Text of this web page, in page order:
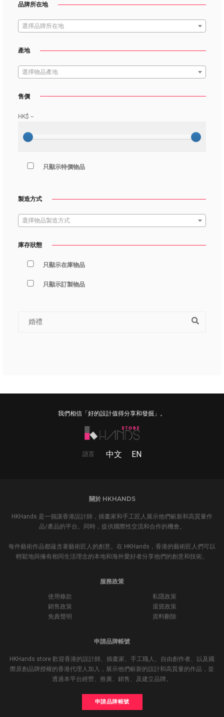
品牌所在地
選擇品牌所在地
產地
選擇物品產地
售價
HK$ --
只顯示特價物品
製造方式
選擇物品製造方式
庫存狀態
只顯示在庫物品
只顯示訂製物品
我們相信「好的設計值得分享和發掘」。
語言 中文 EN
關於 HKHANDS
HKHands 是一個讓香港設計師，插畫家和手工匠人展示他們嶄新和高質量作
品/產品的平台。同時，提供國際性交流和合作的機會。
每件藝術作品都蘊含著藝術匠人的創意。在 HKHands，香港的藝術匠人們可以
輕鬆地與擁有相同生活理念的本地和海外愛好者分享他們的創意和技術。
服務政策
使用條款
私隱政策
銷售政策
退貨政策
免責聲明
資料刪除
申請品牌帳號
HKHands store 歡迎香港的設計師、插畫家、手工職人、自由創作者、以及國
際原創品牌授權的香港代理人加入，展示他們嶄新的設計和高質量的作品，並
透過本平台經營、推廣、銷售、及建立品牌。
申請品牌帳號